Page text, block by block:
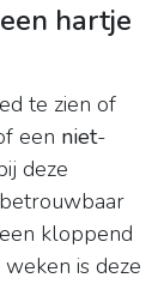
hartje
te zien of
een niet-
deze
kloppend
is deze